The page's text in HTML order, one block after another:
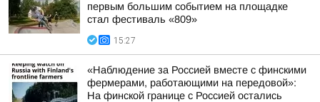
первым большим событием на площадке
стал фестиваль «809»
15:27
«Наблюдение за Россией вместе с финскими
фермерами, работающими на передовой»:
На финской границе с Россией остались